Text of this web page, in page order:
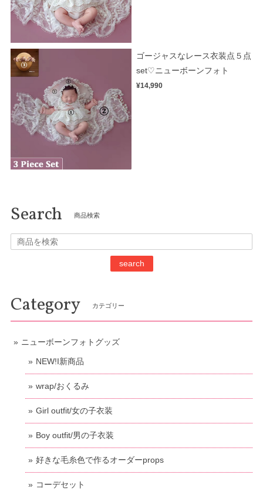
ゴージャスなレース衣装点５点
set♡ニューボーンフォト
¥14,990
Search 商品検索
search
Category カテゴリー
ニューボーンフォトグッズ
NEW!I新商品
wrap/おくるみ
Girl outfit/女の子衣装
Boy outfit/男の子衣装
好きな毛糸色で作るオーダーprops
コーデセット